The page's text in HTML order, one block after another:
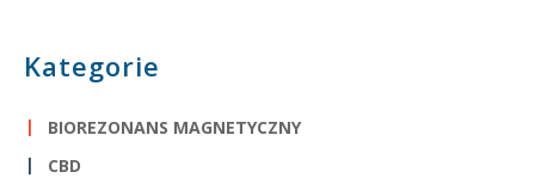
Kategorie
BIOREZONANS MAGNETYCZNY
CBD